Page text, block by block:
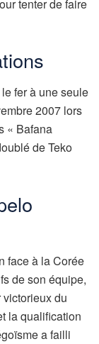
tenter de faire
fer à une seule
2007 lors
« Bafana
de Teko
face à la Corée
de son équipe,
du
la qualification
a failli